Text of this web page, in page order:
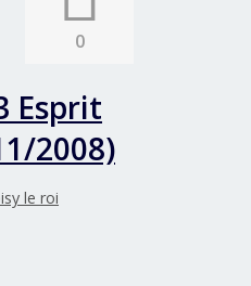
0
Esprit
2008)
le roi